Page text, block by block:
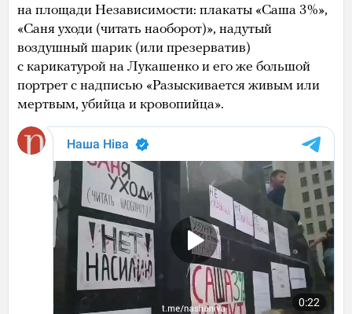
на площади Независимости: плакаты «Саша 3%»,
«Саня уходи (читать наоборот)», надутый
воздушный шарик (или презерватив)
с карикатурой на Лукашенко и его же большой
портрет с надписью «Разыскивается живым или
мертвым, убийца и кровопийца».